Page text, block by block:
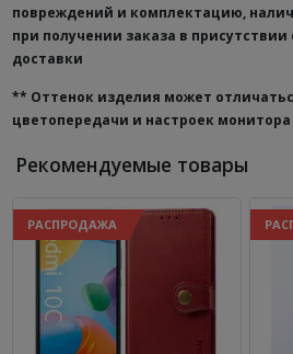
повреждений и комплектацию,
при получении заказа в
доставки
** Оттенок изделия может
цветопередачи и настроек монитора
Рекомендуемые товары
РАСПРОДАЖА